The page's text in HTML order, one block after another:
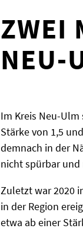
ZWEI
NEU-
Im Kreis Neu-
Stärke von 1,5
demnach in der
nicht spürbar und
Zuletzt war 2020
in der Region
etwa ab einer